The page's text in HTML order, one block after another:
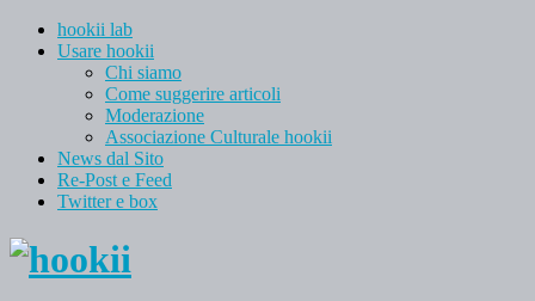
hookii lab
Usare hookii
Chi siamo
Come suggerire articoli
Moderazione
Associazione Culturale hookii
News dal Sito
Re-Post e Feed
Twitter e box